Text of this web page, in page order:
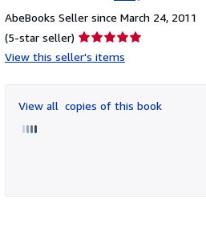
AbeBooks Seller since March 24, 2011
(5-star seller) Seller
rating
of
5
View this seller's items
View all copies of this book